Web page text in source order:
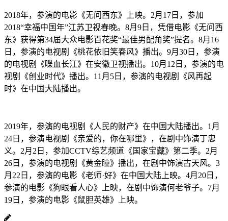
2018年，参演的电影《无问西东》上映。2月17日，参加
2018“幸福中国年”江苏卫视春晚。8月9日，凭借电影《无问西
东》获得第34届大众电影百花奖“最佳男配角奖”提名。8月16
日，参演的电视剧《桃花依旧笑春风》播出。9月30日，参演
的电视剧《喋血长江》在安徽卫视播出。10月12日，参演的电
视剧《创业时代》播出。11月5日，参演的电视剧《风再起
时》在中国大陆播出。
2019年，参演的电视剧《人民的财产》在中国大陆播出。1月
24日，参演电视剧《亲爱的，你在哪里》，在剧中饰演丁忠
义。2月2日，参加CCTV综艺频道《国家宝藏》第二季。2月
26日，参演的电视剧《黄金瞳》播出，在剧中饰演古天风。3
月22日，参演的电影《老师·好》在中国大陆上映。4月20日，
参演的电影《狗眼看人心》上映，在剧中饰演何老爷子。7月
19日，参演的电影《鼠胆英雄》上映。